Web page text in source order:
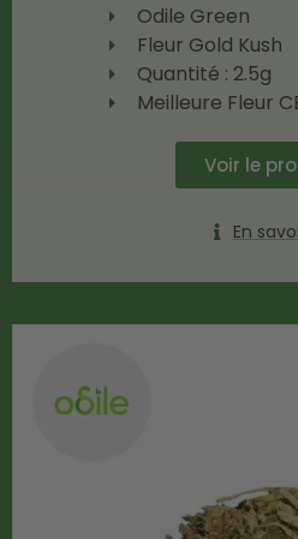
Odile Green
Fleur Gold Kush
Quantité : 2.5g
Meilleure Fleur
Voir le
En